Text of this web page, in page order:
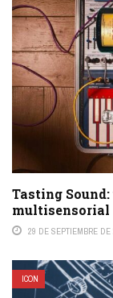
Tasting
multisensorial
29 DE SEPTIEMBRE DE
ICON